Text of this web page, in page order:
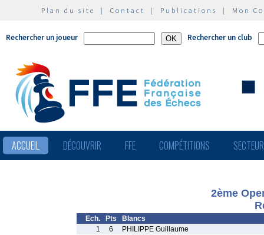
Plan du site | Contact | Publications | Mon
Rechercher un joueur Rechercher un club
ACCUEIL DÉCOUVRIR FFE COMPÉTITIONS
2ème
Ech. Pts
Blancs
1
6
PHILIPPE Guillaume